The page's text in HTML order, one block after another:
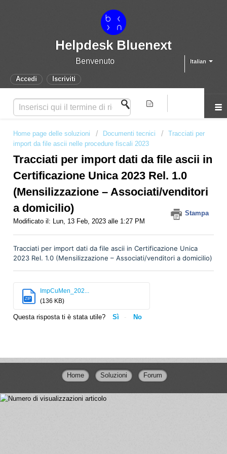
Helpdesk Bluenext
Italian
Benvenuto
Accedi Iscriviti
Home page delle soluzioni Documenti tecnici
Tracciati per
import da file ascii nelle procedure fiscali 2023
Tracciati per import dati da file ascii in
Certificazione Unica 2023 Rel. 1.0
(Mensilizzazione – Associati/venditori
a domicilio)
Stampa
Modificato il: Lun, 13 Feb, 2023 alle 1:27 PM
Tracciati per import dati da file ascii in Certificazione Unica
2023 Rel. 1.0 (Mensilizzazione – Associati/venditori a domicilio)
ZIP
ImpCuMen_202...
(136 KB)
Questa risposta ti è stata utile? Sì No
Home Soluzioni Forum